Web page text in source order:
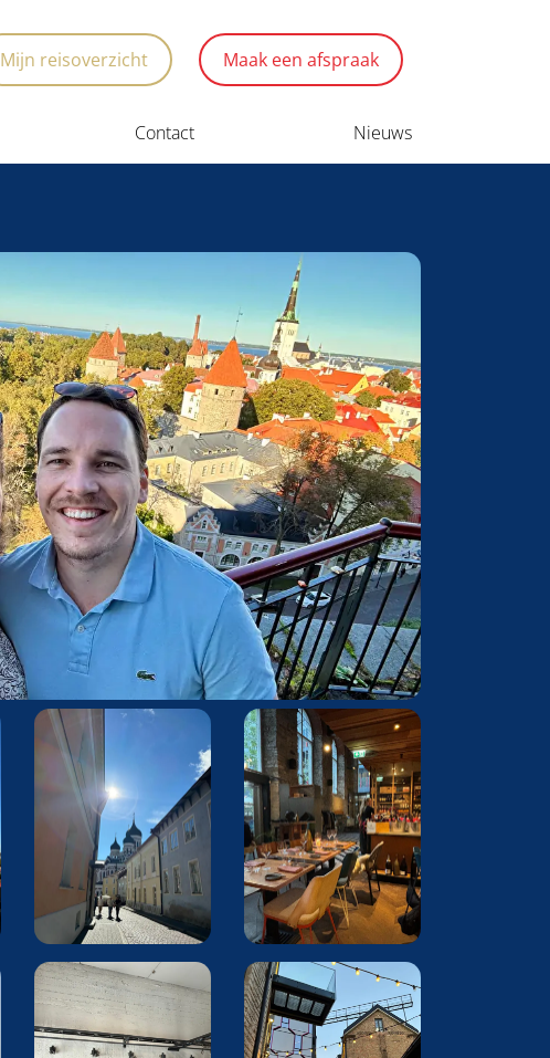
Mijn reisoverzicht
Maak een afspraak
Contact Nieuws